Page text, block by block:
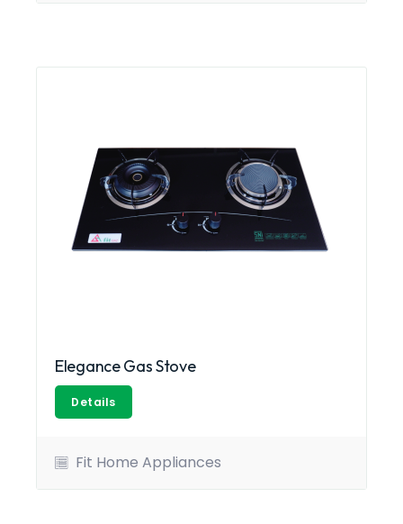
Elegance Gas Stove
Details
Fit Home Appliances